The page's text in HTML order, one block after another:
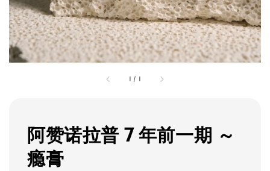
1 / 1
阿赞诺拉普 7 年前一期 ～
瘾膏